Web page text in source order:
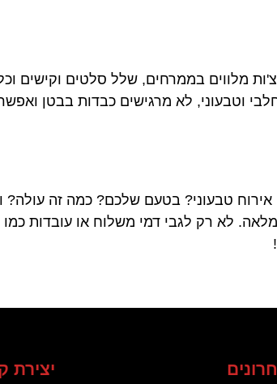
מלווים בממרחים, שלל סלטים וקישים
וטבעוני, לא מרגישים כבדות בבטן
אירוח טבעוני? בטעם שלכם? כמה זה עולה?
לא רק לגבי דמי משלוח או עובדות
יצירת